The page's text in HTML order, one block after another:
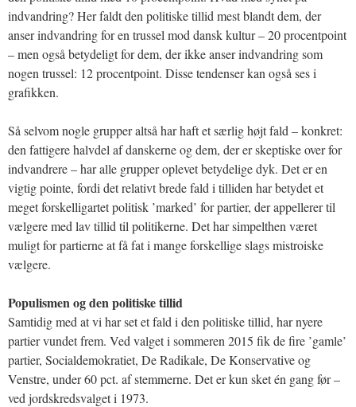
indvandring? Her faldt den politiske tillid mest blandt dem, der
anser indvandring for en trussel mod dansk kultur – 20 procentpoint
– men også betydeligt for dem, der ikke anser indvandring som
nogen trussel: 12 procentpoint. Disse tendenser kan også ses i
grafikken.
Så selvom nogle grupper altså har haft et særlig højt fald – konkret:
den fattigere halvdel af danskerne og dem, der er skeptiske over for
indvandrere – har alle grupper oplevet betydelige dyk. Det er en
vigtig pointe, fordi det relativt brede fald i tilliden har betydet et
meget forskelligartet politisk ’marked’ for partier, der appellerer til
vælgere med lav tillid til politikerne. Det har simpelthen været
muligt for partierne at få fat i mange forskellige slags mistroiske
vælgere.
Populismen og den politiske tillid
Samtidig med at vi har set et fald i den politiske tillid, har nyere
partier vundet frem. Ved valget i sommeren 2015 fik de fire ’gamle’
partier, Socialdemokratiet, De Radikale, De Konservative og
Venstre, under 60 pct. af stemmerne. Det er kun sket én gang før –
ved jordskredsvalget i 1973.